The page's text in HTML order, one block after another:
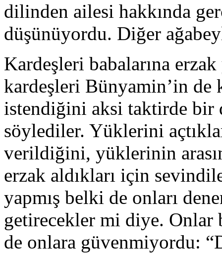
dilinden ailesi hakkında
düşünüyordu. Diğer
Kardeşleri babalarına
kardeşleri Bünyamin’in
istendiğini aksi taktirde bir
söylediler. Yüklerini
verildiğini, yüklerinin
erzak aldıkları için
yapmış belki de onları
getirecekler mi diye. Onlar
de onlara güvenmiyordu: